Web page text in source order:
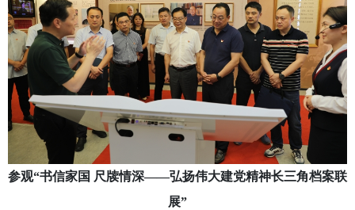
参观“书信家国 尺牍情深——弘扬伟大建党精神长三角档案联
展”